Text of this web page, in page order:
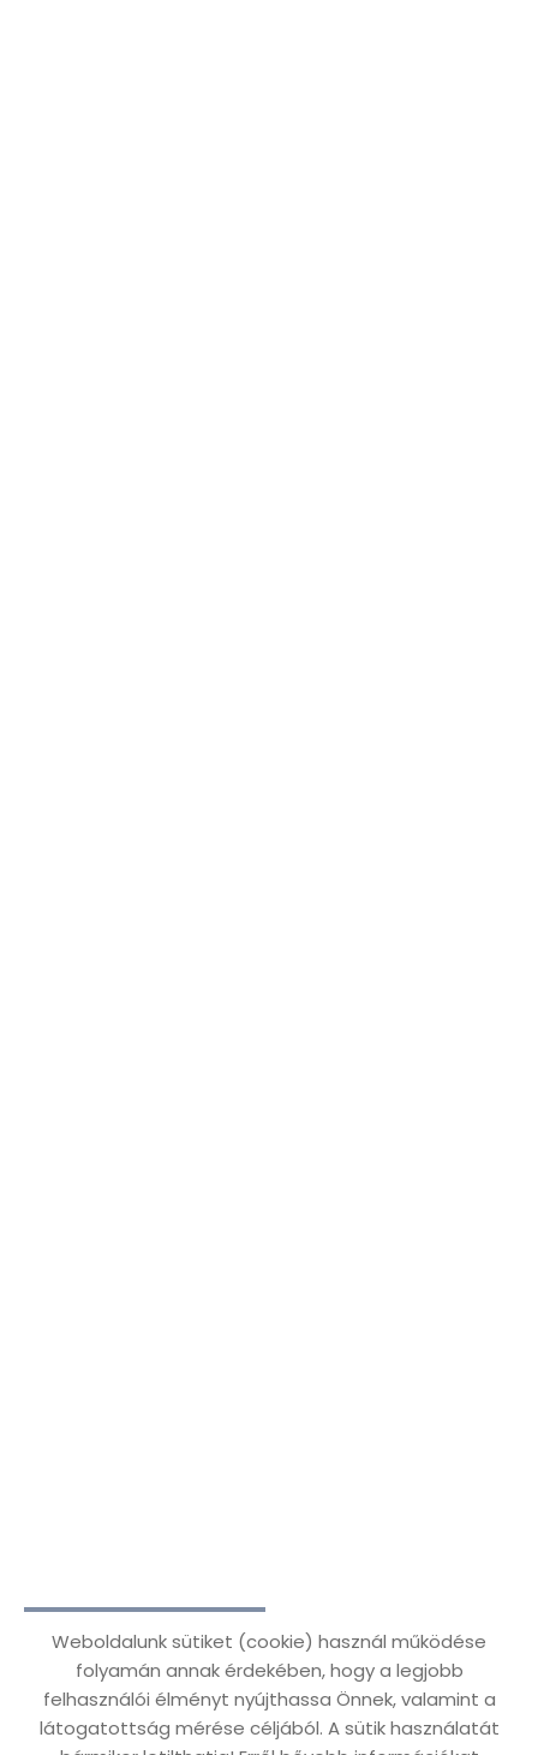
zurück zur vorseite!
Weboldalunk sütiket (cookie) használ működése
folyamán annak érdekében, hogy a legjobb
felhasználói élményt nyújthassa Önnek, valamint a
látogatottság mérése céljából. A sütik használatát